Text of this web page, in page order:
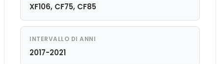
XF106, CF75, CF85
INTERVALLO DI ANNI
2017-2021